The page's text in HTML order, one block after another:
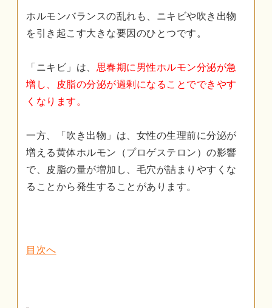
ホルモンバランスの乱れも、ニキビや吹き出物
を引き起こす大きな要因のひとつです。
「ニキビ」は、 思春期に男性ホルモン分泌が急
増し、皮脂の分泌が過剰になることでできやす
くなります。
一方、「吹き出物」は、女性の生理前に分泌が
増える黄体ホルモン（プロゲステロン）の影響
で、皮脂の量が増加し、毛穴が詰まりやすくな
ることから発生することがあります。
目次へ